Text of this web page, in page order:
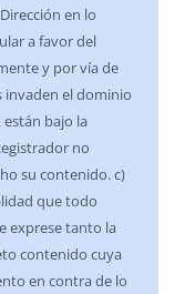
en lo
a favor del
y por vía de
invaden el dominio
bajo la
no
su contenido. c)
que todo
exprese tanto la
contenido cuya
en contra de lo